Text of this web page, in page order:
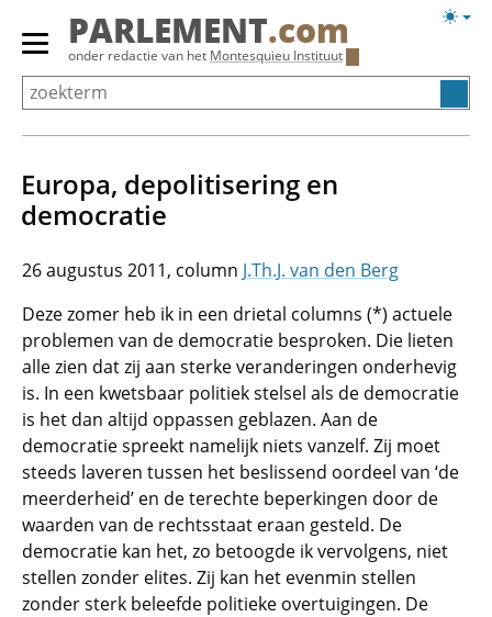
Overslaan
Primair
menu
tonen/verbergen
PARLEMENT.com
onder redactie van het Montesquieu Instituut
Europa, depolitisering en
democratie
26 augustus 2011
J.Th.J. van den Berg
Deze zomer heb ik in een drietal columns (*) actuele
problemen van de democratie besproken. Die lieten
alle zien dat zij aan sterke veranderingen onderhevig
is. In een kwetsbaar politiek stelsel als de democratie
is het dan altijd oppassen geblazen. Aan de
democratie spreekt namelijk niets vanzelf. Zij moet
steeds laveren tussen het beslissend oordeel van ‘de
meerderheid’ en de terechte beperkingen door de
waarden van de rechtsstaat eraan gesteld. De
democratie kan het, zo betoogde ik vervolgens, niet
stellen zonder elites. Zij kan het evenmin stellen
zonder sterk beleefde politieke overtuigingen. De